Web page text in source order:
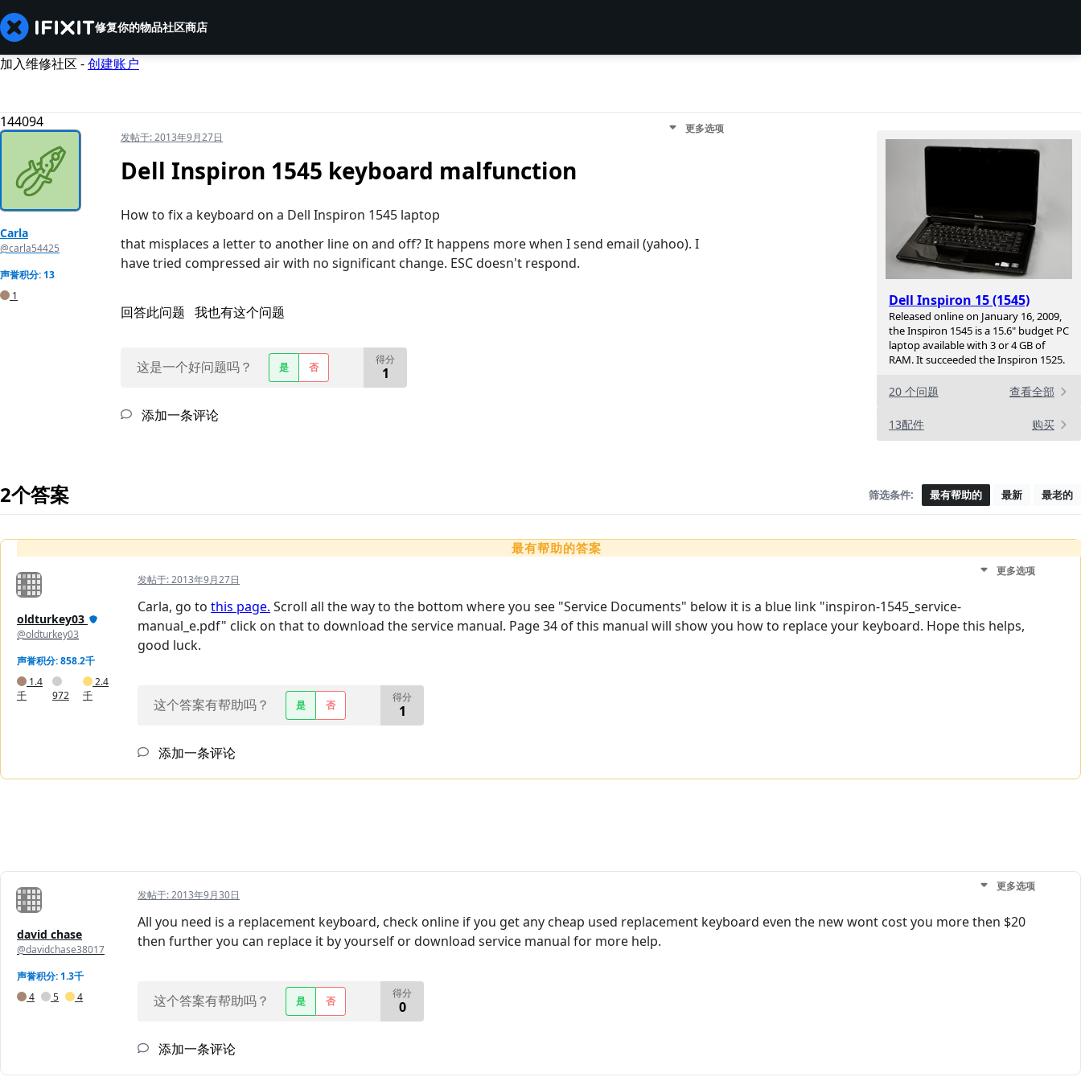
修复你的物品社区商店
加入维修社区 -创建账户
144094
Dell Inspiron 15 (1545)
Released online on January 16, 2009,
the Inspiron 1545 is a 15.6" budget PC
laptop available with 3 or 4 GB of
RAM. It succeeded the Inspiron 1525.
20 个问题 查看全部
13配件 购买
Carla
@carla54425
声誉积分: 13
1
发帖于:2013年9月27日
更多选项
Dell Inspiron 1545 keyboard malfunction
How to fix a keyboard on a Dell Inspiron 1545 laptop
that misplaces a letter to another line on and off? It happens more when I send email (yahoo). I
have tried compressed air with no significant change. ESC doesn't respond.
回答此问题 我也有这个问题
这是一个好问题吗？ 是 否
得分
1
添加一条评论
2个答案 筛选条件: 最有帮助的 最新 最老的
最有帮助的答案
oldturkey03
@oldturkey03
声誉积分: 858.2千
1.4
千
972
2.4
千
发帖于:2013年9月27日
更多选项
Carla, go to this page. Scroll all the way to the bottom where you see "Service Documents" below it is a blue link "inspiron-1545_service-
manual_e.pdf" click on that to download the service manual. Page 34 of this manual will show you how to replace your keyboard. Hope this helps,
good luck.
这个答案有帮助吗？ 是 否
得分
1
添加一条评论
david chase
@davidchase38017
声誉积分: 1.3千
4
5 4
发帖于:2013年9月30日
更多选项
All you need is a replacement keyboard, check online if you get any cheap used replacement keyboard even the new wont cost you more then $20
then further you can replace it by yourself or download service manual for more help.
这个答案有帮助吗？ 是 否
得分
0
添加一条评论